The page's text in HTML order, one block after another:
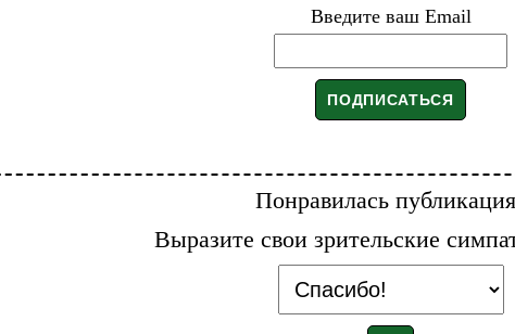
Введите ваш Email
Понравилась
Выразите свои зрительские